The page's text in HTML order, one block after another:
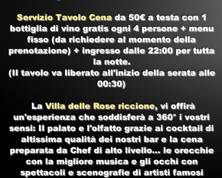
Servizio Tavolo Cenada 50€ a testa con 1
bottiglia di vino gratis ogni 4 persone + menu
fisso (da richiedere al momento della
prenotazione) + ingresso dalle 22:00 per tutta
la notte.
(Il tavolo va liberato all'inizio della serata alle
00:30)
La Villa delle Rose riccione, vi offirà
un'esperienza che soddisferà a 360° i vostri
sensi: Il palato e l'olfatto grazie ai cocktail di
altissima qualità dei nostri bar e la cena
preparata da Chef di alto livello... le orecchie
con la migliore musica e gli occhi con
spettacoli e scenografie di artisti famosi